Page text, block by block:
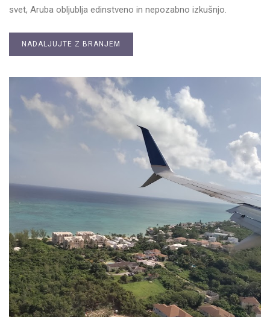
svet, Aruba obljublja edinstveno in nepozabno izkušnjo.
NADALJUJTE Z BRANJEM